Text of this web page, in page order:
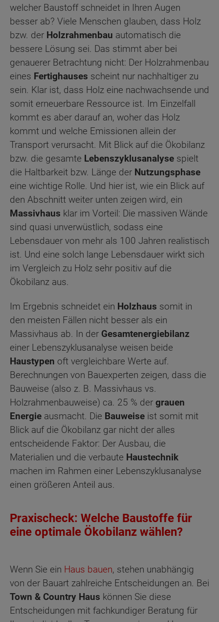
welcher Baustoff schneidet in Ihren Augen
besser ab? Viele Menschen glauben, dass Holz
bzw. der Holzrahmenbau automatisch die
bessere Lösung sei. Das stimmt aber bei
genauerer Betrachtung nicht: Der Holzrahmenbau
eines Fertighauses scheint nur nachhaltiger zu
sein. Klar ist, dass Holz eine nachwachsende und
somit erneuerbare Ressource ist. Im Einzelfall
kommt es aber darauf an, woher das Holz
kommt und welche Emissionen allein der
Transport verursacht. Mit Blick auf die Ökobilanz
bzw. die gesamte Lebenszyklusanalyse spielt
die Haltbarkeit bzw. Länge der Nutzungsphase
eine wichtige Rolle. Und hier ist, wie ein Blick auf
den Abschnitt weiter unten zeigen wird, ein
Massivhaus klar im Vorteil: Die massiven Wände
sind quasi unverwüstlich, sodass eine
Lebensdauer von mehr als 100 Jahren realistisch
ist. Und eine solch lange Lebensdauer wirkt sich
im Vergleich zu Holz sehr positiv auf die
Ökobilanz aus.
Im Ergebnis schneidet ein Holzhaus somit in
den meisten Fällen nicht besser als ein
Massivhaus ab. In der Gesamtenergiebilanz
einer Lebenszyklusanalyse weisen beide
Haustypen oft vergleichbare Werte auf.
Berechnungen von Bauexperten zeigen, dass die
Bauweise (also z. B. Massivhaus vs.
Holzrahmenbauweise) ca. 25 % der grauen
Energie ausmacht. Die Bauweise ist somit mit
Blick auf die Ökobilanz gar nicht der alles
entscheidende Faktor: Der Ausbau, die
Materialien und die verbaute Haustechnik
machen im Rahmen einer Lebenszyklusanalyse
einen größeren Anteil aus.
Praxischeck: Welche Baustoffe für
eine optimale Ökobilanz wählen?
Wenn Sie ein Haus bauen, stehen unabhängig
von der Bauart zahlreiche Entscheidungen an. Bei
Town & Country Haus können Sie diese
Entscheidungen mit fachkundiger Beratung für